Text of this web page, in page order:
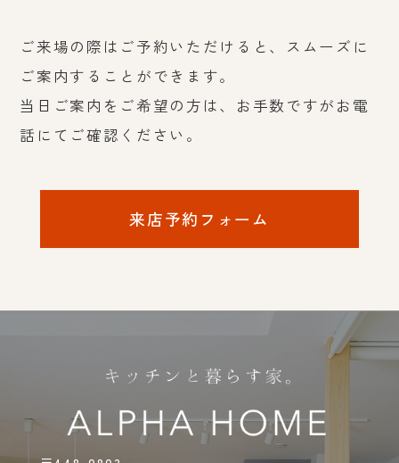
ご来場の際はご予約いただけると、スムーズに
ご案内することができます。
当日ご案内をご希望の方は、お手数ですがお電
話にてご確認ください。
来店予約フォーム